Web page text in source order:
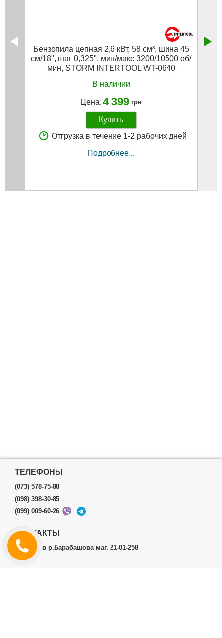
Бензопила цепная 2,6 кВт, 58 см³, шина 45
см/18", шаг 0,325", мин/макс 3200/10500 об/
мин, STORM INTERTOOL WT-0640
В наличии
Цена:4 399 грн
Купить
Отгрузка в течение 1-2 рабочих дней
Подробнее...
ТЕЛЕФОНЫ
(073) 578-75-88
(098) 398-30-85
(099) 009-60-26
КОНТАКТЫ
г.Харьков р.Барабашова маг. 21-01-258